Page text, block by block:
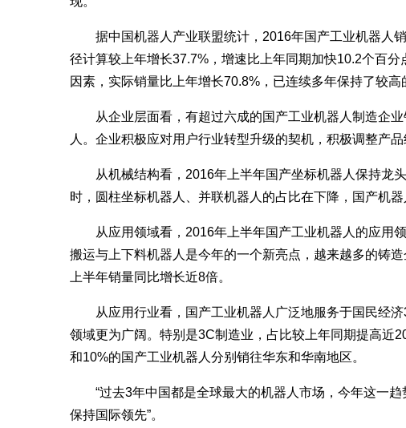
据中国机器人产业联盟统计，2016年国产工业机器人
径计算较上年增长37.7%，增速比上年同期加快10.2个百
因素，实际销量比上年增长70.8%，已连续多年保持了较高
从企业层面看，有超过六成的国产工业机器人制造企业
人。企业积极应对用户行业转型升级的契机，积极调整产
从机械结构看，2016年上半年国产坐标机器人保持龙头
时，圆柱坐标机器人、并联机器人的占比在下降，国产机器
从应用领域看，2016年上半年国产工业机器人的应用
搬运与上下料机器人是今年的一个新亮点，越来越多的铸
上半年销量同比增长近8倍。
从应用行业看，国产工业机器人广泛地服务于国民经济
领域更为广阔。特别是3C制造业，占比较上年同期提高近
和10%的国产工业机器人分别销往华东和华南地区。
“过去3年中国都是全球最大的机器人市场，今年这一趋
保持国际领先”。